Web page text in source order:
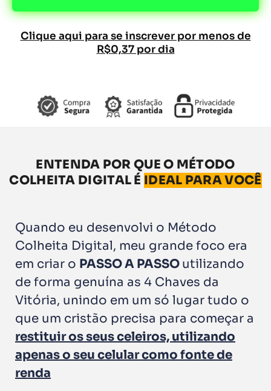
Clique aqui para se inscrever por menos de
R$0,37 por dia
ENTENDA POR QUE O MÉTODO
COLHEITA DIGITAL É IDEAL PARA VOCÊ
Quando eu desenvolvi o Método
Colheita Digital, meu grande foco era
em criar o PASSO A PASSO utilizando
de forma genuína as 4 Chaves da
Vitória, unindo em um só lugar tudo o
que um cristão precisa para começar a
restituir os seus celeiros, utilizando
apenas o seu celular como fonte de
renda